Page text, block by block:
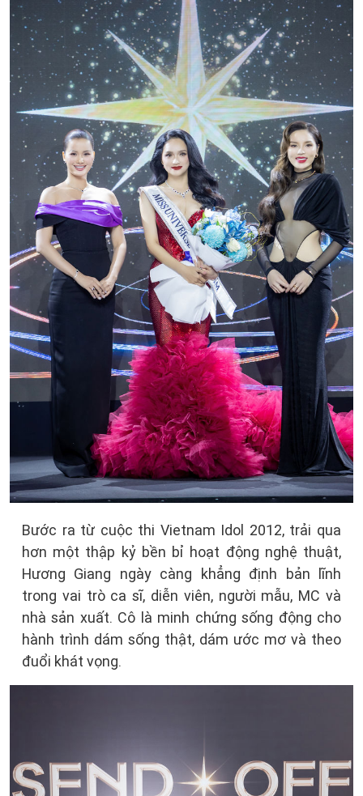
Bước ra từ cuộc thi Vietnam Idol 2012, trải qua
hơn một thập kỷ bền bỉ hoạt động nghệ thuật,
Hương Giang ngày càng khẳng định bản lĩnh
trong vai trò ca sĩ, diễn viên, người mẫu, MC và
nhà sản xuất. Cô là minh chứng sống động cho
hành trình dám sống thật, dám ước mơ và theo
đuổi khát vọng.